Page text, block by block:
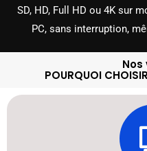
SD, HD, Full HD ou 4K sur
PC, sans interruption,
Nos
POURQUOI